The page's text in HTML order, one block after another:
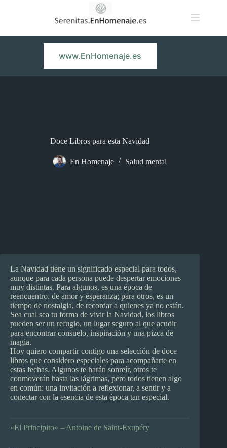
www.EnHomenaje.es
Doce Libros para esta Navidad
En Homenaje Salud mental
La Navidad tiene un significado especial para todos,
aunque para cada persona puede despertar emociones
muy distintas. Para algunos, es una época de
reencuentro, de amor y esperanza; para otros, es un
tiempo de nostalgia, de recordar a quienes ya no están.
Sea cual sea tu forma de vivir la Navidad, los libros
pueden ser un refugio, un lugar seguro al que acudir
para encontrar consuelo, inspiración y una pizca de
magia.
Hoy quiero compartir contigo una selección de doce
libros que considero especiales para acompañarte en
estas fechas. Algunos te harán sonreír, otros te
conmoverán hasta las lágrimas, pero todos tienen algo
en común: una invitación a reflexionar, a sentir y a
conectar con la esencia de esta época tan especial.
«El Principito» – Antoine de Saint-Exupéry